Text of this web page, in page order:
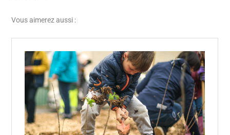
Vous aimerez aussi :